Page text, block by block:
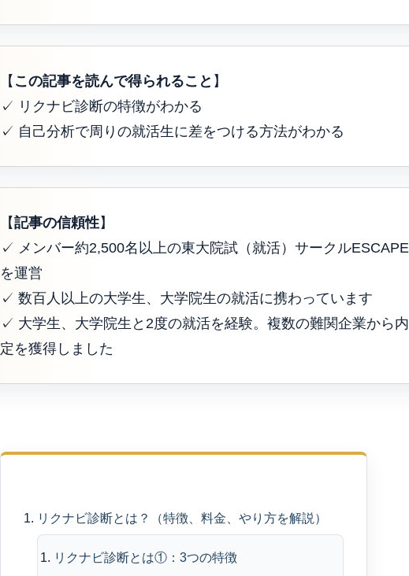
【 この記事を読んで得られること 】
✓ リクナビ診断の特徴がわかる
✓ 自己分析で周りの就活生に差をつける方法がわかる
【記事の信頼性】
✓ メンバー約2,500名以上の東大院試（就活）サークルESCAPE
を運営
✓ 数百人以上の大学生、大学院生の就活に携わっています
✓ 大学生、大学院生と2度の就活を経験。複数の難関企業から内
定を獲得しました
リクナビ診断とは？（特徴、料金、やり方を解説）
リクナビ診断とは①：3つの特徴